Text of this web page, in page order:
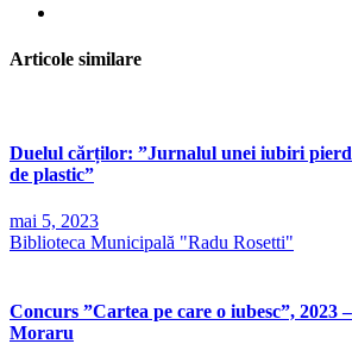
Articole similare
Duelul cărților: ”Jurnalul unei iubiri
de plastic”
mai 5, 2023
Biblioteca Municipală "Radu Rosetti"
Concurs ”Cartea pe care o iubesc”, 2023
Moraru